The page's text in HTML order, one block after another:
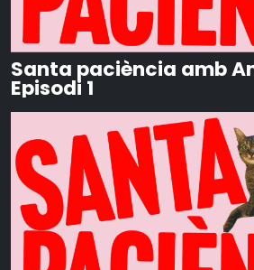
Santa paciència amb
Episodi 1